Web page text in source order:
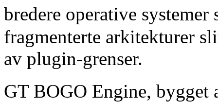
bredere operative
fragmenterte arkitekturer
av plugin-grenser.
GT BOGO Engine,